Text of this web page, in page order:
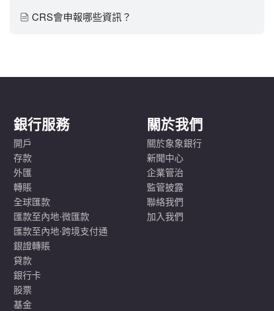
CRS會申報哪些資訊？
銀行服務
開戶
存款
外匯
轉賬
全球匯款
匯款至內地·微匯款
匯款至內地·跨境支付通
銀證轉賬
貸款
銀行卡
股票
基金
關於我們
關於象象銀行
新聞中心
企業管治
監管披露
聯絡我們
加入我們